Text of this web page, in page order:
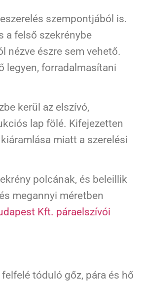
szempontjából is.
a felső szekrénybe
nézve észre sem vehető.
legyen, forradalmasítani
kerül az elszívó,
lap fölé. Kifejezetten
miatt a szerelési
polcának, és beleillik
megannyi méretben
Kft. páraelszívói
tóduló gőz, pára és hő